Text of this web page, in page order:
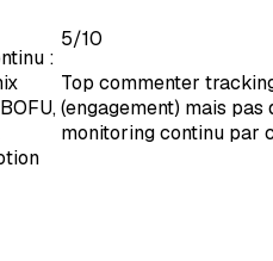
:
5/10
Top commenter
(engagement) mais pas
monitoring continu par